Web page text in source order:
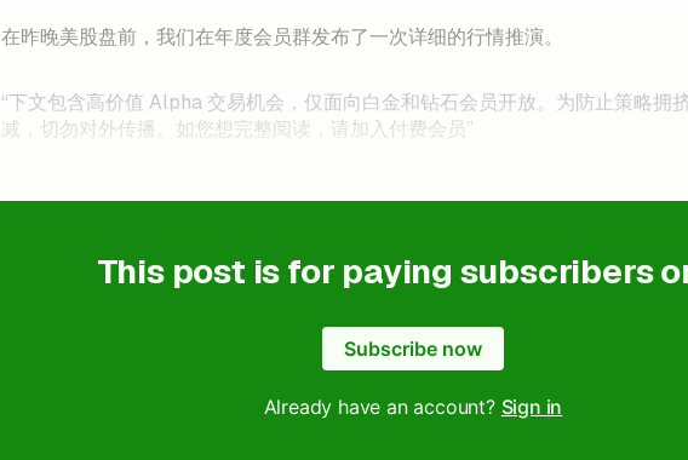
在昨晚美股盘前，我们在年度会员群发布了一次详细的行情推演。
“下文包含高价值 Alpha 交易机会，仅面向白金和钻石会员开放。为防止策略拥
减，切勿对外传播。如您想完整阅读，请加入付费会员”
This post is for paying subscribers
Subscribe now
Already have an account? Sign in